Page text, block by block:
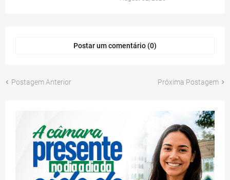
Postar um comentário (0)
Postagem Anterior Próxima Postagem